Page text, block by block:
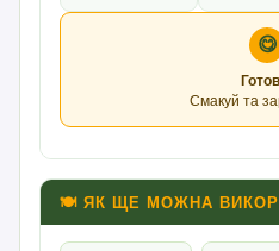
😋
Смакуй та
🍽 ЯК ЩЕ МОЖНА